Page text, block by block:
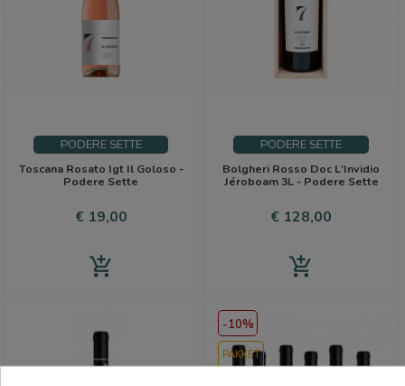
PODERE SETTE
Toscana Rosato Igt Il Goloso -
Podere Sette
Prijs
€ 19,00
add_shopping_cart
PODERE SETTE
Bolgheri Rosso Doc L'Invidio
Jéroboam 3L - Podere Sette
Prijs
€ 128,00
add_shopping_cart
-10%
PAKKET